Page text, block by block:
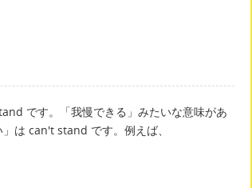
です。「我慢できる」みたいな意味があ
は can't stand です。例えば、